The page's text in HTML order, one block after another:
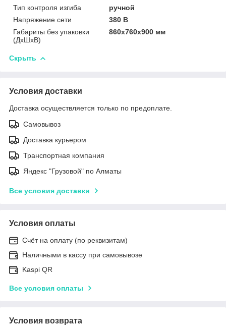
Тип контроля изгиба
ручной
Напряжение сети
380 В
Габариты без упаковки
(ДxШxВ)
860x760x900 мм
Скрыть
Условия доставки
Доставка осуществляется только по предоплате.
Самовывоз
Доставка курьером
Транспортная компания
Яндекс "Грузовой" по Алматы
Все условия доставки
Условия оплаты
Счёт на оплату (по реквизитам)
Наличными в кассу при самовывозе
Kaspi QR
Все условия оплаты
Условия возврата